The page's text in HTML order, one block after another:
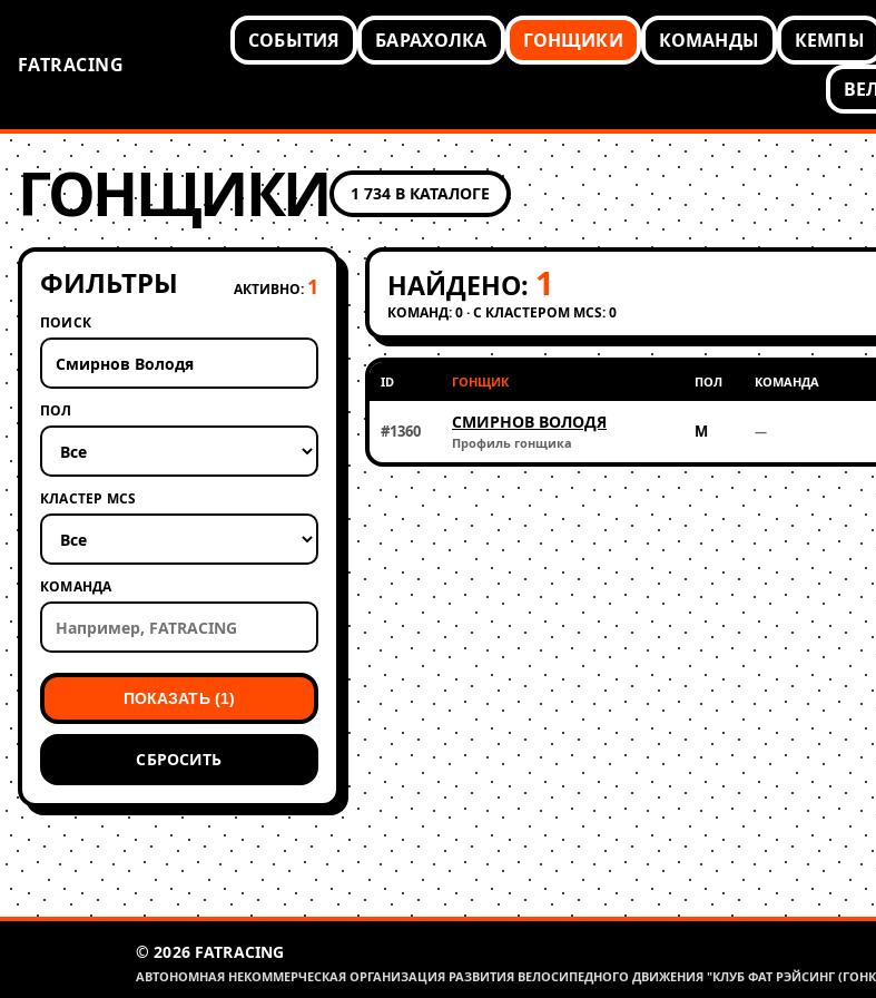
FATRACING
СОБЫТИЯ БАРАХОЛКА ГОНЩИКИ КОМАНДЫ КЕМПЫ
ГОНЩИКИ 1 734 В КАТАЛОГЕ
ФИЛЬТРЫ АКТИВНО: 1
ПОИСК
ПОЛ
КЛАСТЕР MCS
КОМАНДА
ПОКАЗАТЬ (1)
СБРОСИТЬ
НАЙДЕНО: 1
КОМАНД: 0 · С КЛАСТЕРОМ MCS: 0
ID ГОНЩИК ПОЛ КОМАНДА
#1360 СМИРНОВ ВОЛОДЯ
Профиль гонщика
М —
© 2026 FATRACING
АВТОНОМНАЯ НЕКОММЕРЧЕСКАЯ ОРГАНИЗАЦИЯ РАЗВИТИЯ ВЕЛОСИПЕДНОГО ДВИЖЕНИЯ "КЛУБ ФАТ РЭЙСИНГ